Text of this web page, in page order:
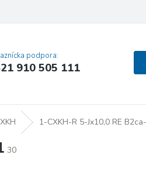
podpora:
910 505 111
1-CXKH-R 5-Jx10,0 RE
30